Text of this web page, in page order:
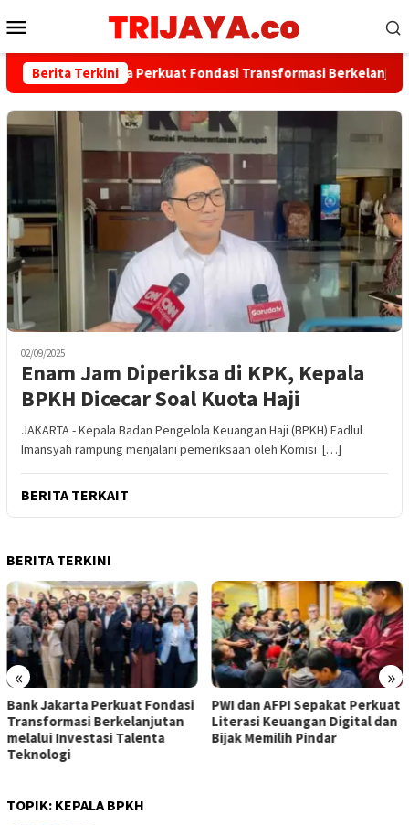
ke
Mobile
Berita Terkini
Bank Jakarta Perkuat Fondasi Transformasi Berkelanjutan
02/09/2025
Enam Jam Diperiksa di KPK, Kepala
BPKH Dicecar Soal Kuota Haji
JAKARTA - Kepala Badan Pengelola Keuangan Haji (BPKH) Fadlul
Imansyah rampung menjalani pemeriksaan oleh Komisi […]
BERITA TERKAIT
BERITA TERKINI
« »
PWI dan AFPI Sepakat Perkuat
Literasi Keuangan Digital dan
Bijak Memilih Pindar
​Perkuat Tata Kelola,
Resmi Angkat
Jadi Komisaris Baru
TOPIK: KEPALA BPKH